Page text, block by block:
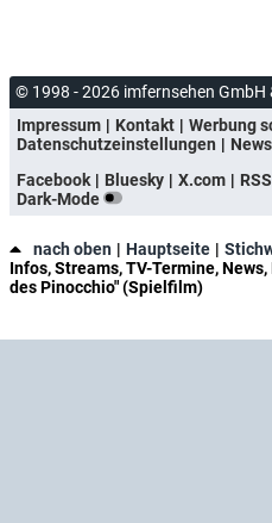
© 1998 - 2026 imfernsehen GmbH
Impressum
Kontakt Werbung
Datenschutzeinstellungen
Facebook
Bluesky X.com
Dark-Mode
nach oben Hauptseite
Infos, Streams, TV-Termine,
des Pinocchio" (Spielfilm)